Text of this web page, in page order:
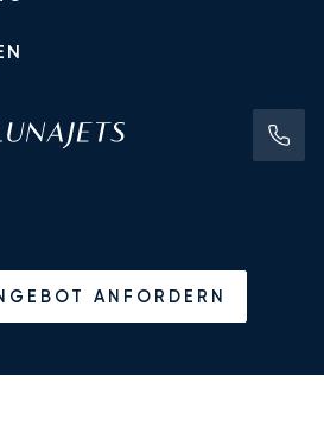
ANFORDERN